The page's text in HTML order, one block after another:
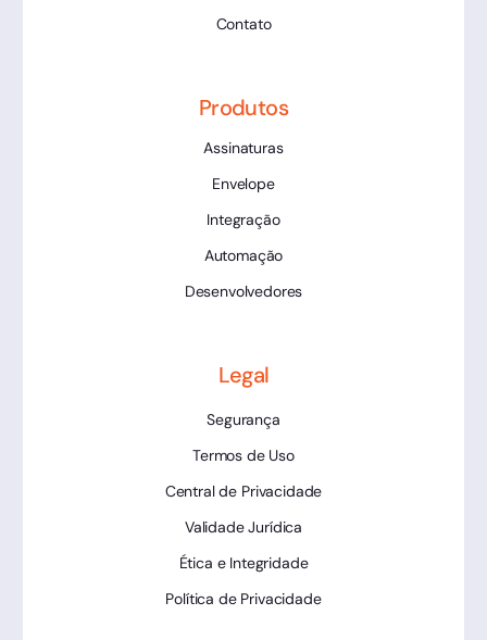
Contato
Produtos
Assinaturas
Envelope
Integração
Automação
Desenvolvedores
Legal
Segurança
Termos de Uso
Central de Privacidade
Validade Jurídica
Ética e Integridade
Política de Privacidade